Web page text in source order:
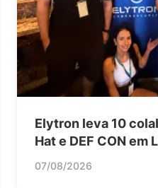
Elytron leva 10
Hat e DEF CON em
07/08/2026